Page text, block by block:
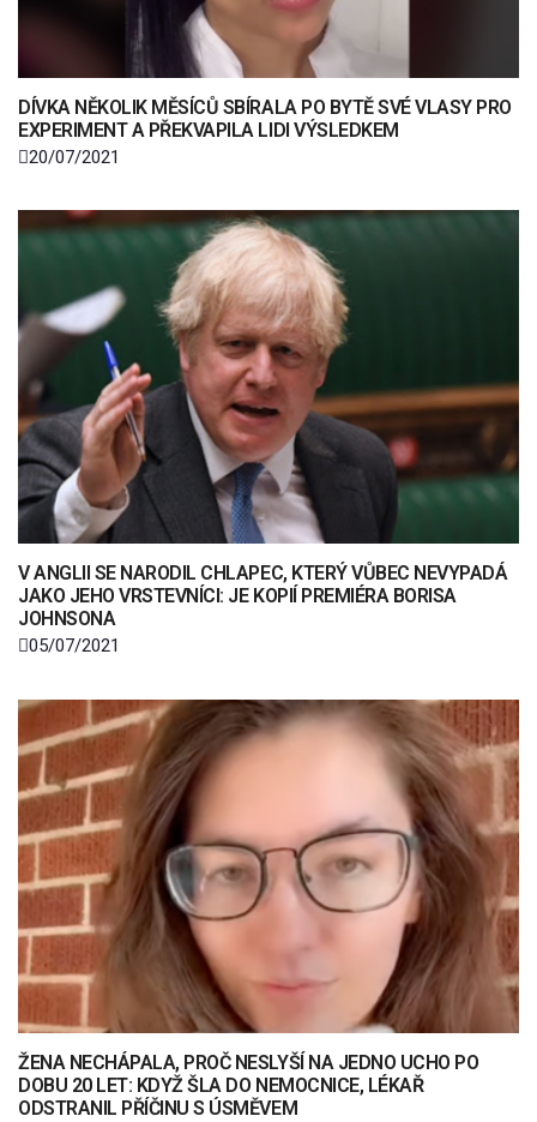
DÍVKA NĚKOLIK MĚSÍCŮ SBÍRALA PO BYTĚ SVÉ VLASY PRO
EXPERIMENT A PŘEKVAPILA LIDI VÝSLEDKEM
20/07/2021
V ANGLII SE NARODIL CHLAPEC, KTERÝ VŮBEC NEVYPADÁ
JAKO JEHO VRSTEVNÍCI: JE KOPIÍ PREMIÉRA BORISA
JOHNSONA
05/07/2021
ŽENA NECHÁPALA, PROČ NESLYŠÍ NA JEDNO UCHO PO
DOBU 20 LET: KDYŽ ŠLA DO NEMOCNICE, LÉKAŘ
ODSTRANIL PŘÍČINU S ÚSMĚVEM